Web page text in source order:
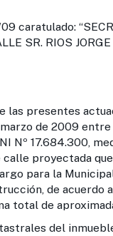
SR. RIOS JORGE
actuaciones
de 2009
Nº 17.684.300,
proyectada
para la
de acuerdo
total de
del inmueble de